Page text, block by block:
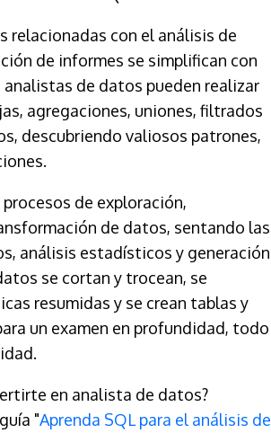
relacionadas con el análisis de
de informes se simplifican con
analistas de datos pueden realizar
agregaciones, uniones, filtrados
descubriendo valiosos patrones,
de exploración,
de datos, sentando las
análisis estadísticos y generación
se cortan y trocean, se
resumidas y se crean tablas y
un examen en profundidad, todo
en analista de datos?
"Aprenda SQL para el análisis de